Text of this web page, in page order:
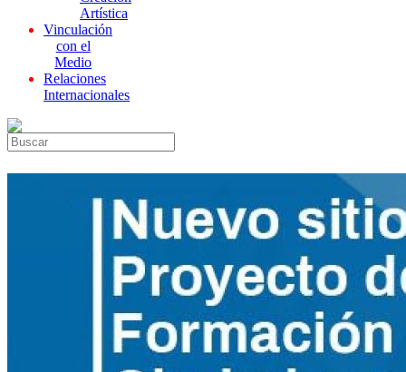
Artística
Vinculación
con el
Medio
Relaciones
Internacionales